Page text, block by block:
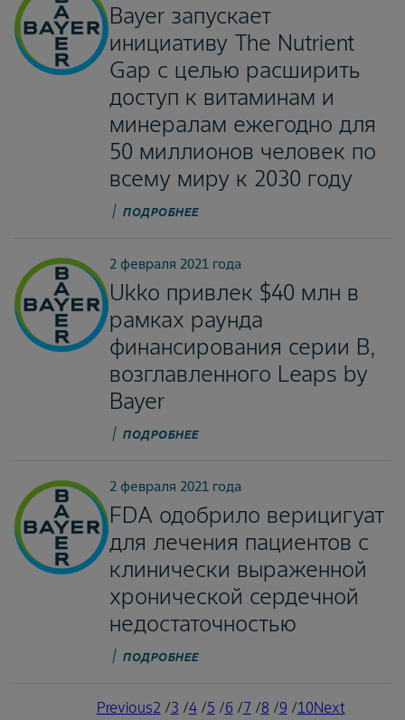
Bayer запускает
инициативу The Nutrient
Gap с целью расширить
доступ к витаминам и
минералам ежегодно для
50 миллионов человек по
всему миру к 2030 году
ПОДРОБНЕЕ
2 февраля 2021 года
Ukko привлек $40 млн в
рамках раунда
финансирования серии B,
возглавленного Leaps by
Bayer
ПОДРОБНЕЕ
2 февраля 2021 года
FDA одобрило верицигуат
для лечения пациентов с
клинически выраженной
хронической сердечной
недостаточностью
ПОДРОБНЕЕ
Previous
PreviousPage
2 /Page
3 /Page
4 /Page
5 /Current
6 /Page
7 /Page
8 /Page
9 /Page
10Next
Next